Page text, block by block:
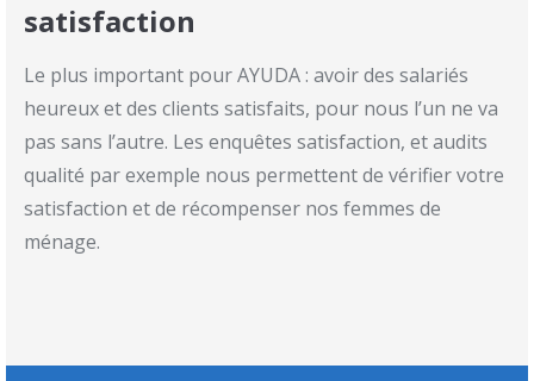
satisfaction
Le plus important pour AYUDA : avoir des salariés
heureux et des clients satisfaits, pour nous l’un ne va
pas sans l’autre. Les enquêtes satisfaction, et audits
qualité par exemple nous permettent de vérifier votre
satisfaction et de récompenser nos femmes de
ménage.